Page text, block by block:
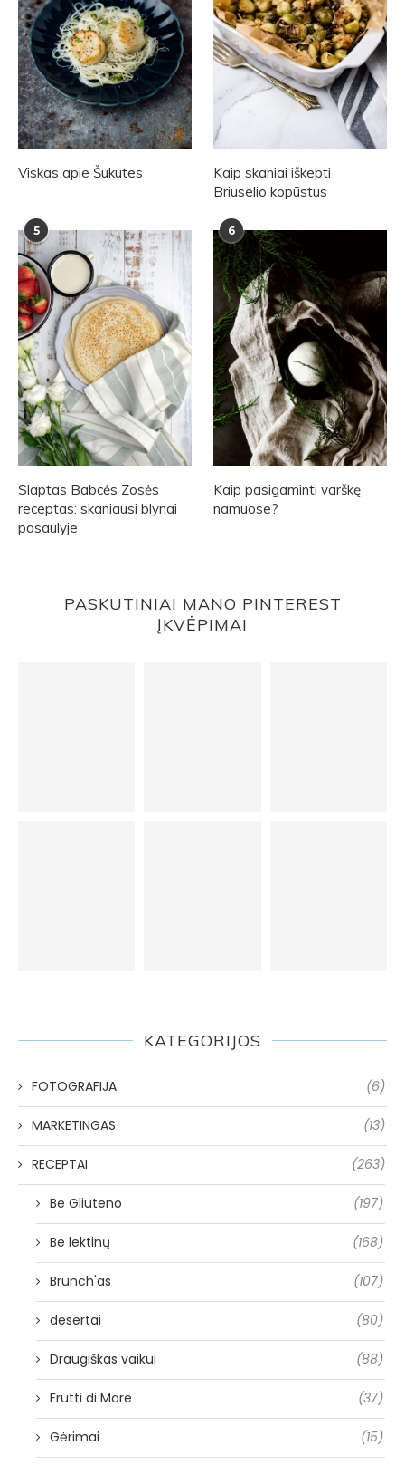
Viskas apie Šukutes
Kaip skaniai iškepti
Briuselio kopūstus
5
Slaptas Babcės Zosės
receptas: skaniausi blynai
pasaulyje
6
Kaip pasigaminti varškę
namuose?
PASKUTINIAI MANO PINTEREST
ĮKVĖPIMAI
KATEGORIJOS
FOTOGRAFIJA (6)
MARKETINGAS (13)
RECEPTAI (263)
Be Gliuteno (197)
Be lektinų (168)
Brunch'as (107)
desertai (80)
Draugiškas vaikui (88)
Frutti di Mare (37)
Gėrimai (15)